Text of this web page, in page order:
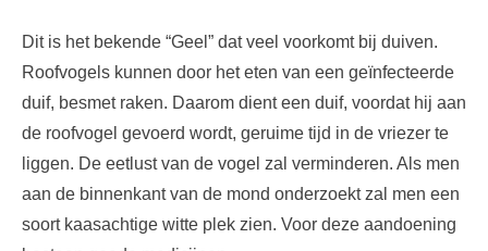
Dit is het bekende “Geel” dat veel voorkomt bij duiven.
Roofvogels kunnen door het eten van een geïnfecteerde
duif, besmet raken. Daarom dient een duif, voordat hij aan
de roofvogel gevoerd wordt, geruime tijd in de vriezer te
liggen. De eetlust van de vogel zal verminderen. Als men
aan de binnenkant van de mond onderzoekt zal men een
soort kaasachtige witte plek zien. Voor deze aandoening